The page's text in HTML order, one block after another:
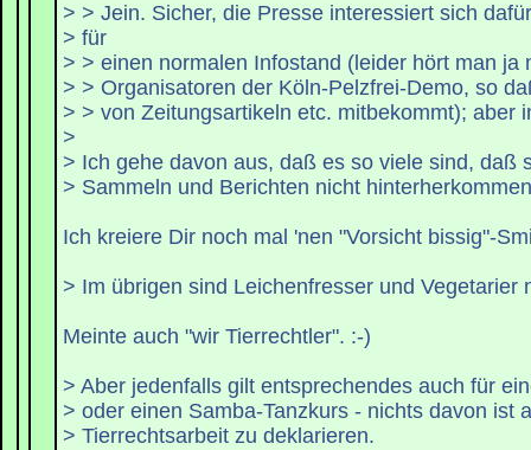
> > Jein. Sicher, die Presse interessiert sich
> für
> > einen normalen Infostand (leider hört man ja
> > Organisatoren der Köln-Pelzfrei-Demo, so
> > von Zeitungsartikeln etc. mitbekommt); aber
>
> Ich gehe davon aus, daß es so viele sind, daß
> Sammeln und Berichten nicht
Ich kreiere Dir noch mal 'nen "Vorsicht bissig"-
> Im übrigen sind Leichenfresser und Vegetarier
Meinte auch "wir Tierrechtler". :-)
> Aber jedenfalls gilt entsprechendes auch für
> oder einen Samba-Tanzkurs - nichts davon ist
> Tierrechtsarbeit zu deklarieren.